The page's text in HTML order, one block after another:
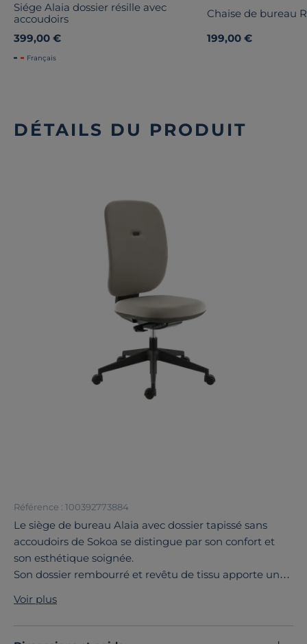
Siége Alaia dossier résille avec
accoudoirs
399,00 €
Français
Chaise de bureau
199,00 €
DÉTAILS DU PRODUIT
Référence : 100392773884
Le siège de bureau Alaia avec dossier tapissé sans
accoudoirs de Sokoa se distingue par son confort et
son esthétique soignée.
Son dossier rembourré et revêtu de tissu apporte une
et élégante à votre espace de travail. Dépourvu
d’accoudoirs, il favorise une grande liberté de
mouvement et permet de gagner de la place, un atout
Voir plus